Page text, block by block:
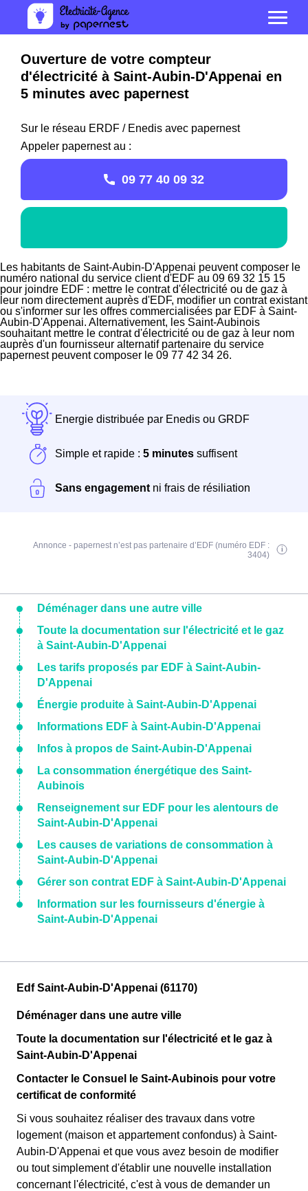
Ouverture de votre compteur
d'électricité à Saint-Aubin-D'Appenai en
5 minutes avec papernest
Sur le réseau ERDF / Enedis avec papernest
Appeler papernest au :
09 77 40 09 32
Les habitants de Saint-Aubin-D'Appenai peuvent composer le
numéro national du service client d'EDF au 09 69 32 15 15
pour joindre EDF : mettre le contrat d'électricité ou de gaz à
leur nom directement auprès d'EDF, modifier un contrat existant
ou s'informer sur les offres commercialisées par EDF à Saint-
Aubin-D'Appenai. Alternativement, les Saint-Aubinois
souhaitant mettre le contrat d'électricité ou de gaz à leur nom
auprès d'un fournisseur alternatif partenaire du service
papernest peuvent composer le 09 77 42 34 26.
Energie distribuée par Enedis ou GRDF
Simple et rapide : 5 minutes suffisent
Sans engagement ni frais de résiliation
Annonce - papernest n’est pas partenaire d’EDF (numéro EDF :
3404)
Déménager dans une autre ville
Toute la documentation sur l'électricité et le gaz
à Saint-Aubin-D'Appenai
Les tarifs proposés par EDF à Saint-Aubin-
D'Appenai
Énergie produite à Saint-Aubin-D'Appenai
Informations EDF à Saint-Aubin-D'Appenai
Infos à propos de Saint-Aubin-D'Appenai
La consommation énergétique des Saint-
Aubinois
Renseignement sur EDF pour les alentours de
Saint-Aubin-D'Appenai
Les causes de variations de consommation à
Saint-Aubin-D'Appenai
Gérer son contrat EDF à Saint-Aubin-D'Appenai
Information sur les fournisseurs d'énergie à
Saint-Aubin-D'Appenai
Edf Saint-Aubin-D'Appenai (61170)
Déménager dans une autre ville
Toute la documentation sur l'électricité et le gaz à
Saint-Aubin-D'Appenai
Contacter le Consuel le Saint-Aubinois pour votre
certificat de conformité
Si vous souhaitez réaliser des travaux dans votre
logement (maison et appartement confondus) à Saint-
Aubin-D'Appenai et que vous avez besoin de modifier
ou tout simplement d'établir une nouvelle installation
concernant l'électricité, c'est à vous de demander un